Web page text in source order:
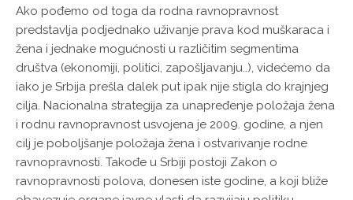
Ako pođemo od toga da rodna ravnopravnost
predstavlja podjednako uživanje prava kod muškaraca i
žena i jednake mogućnosti u različitim segmentima
društva (ekonomiji, politici, zapošljavanju..), videćemo da
iako je Srbija prešla dalek put ipak nije stigla do krajnjeg
cilja. Nacionalna strategija za unapređenje položaja žena
i rodnu ravnopravnost usvojena je 2009. godine, a njen
cilj je poboljšanje položaja žena i ostvarivanje rodne
ravnopravnosti. Takođe u Srbiji postoji Zakon o
ravnopravnosti polova, donesen iste godine, a koji bliže